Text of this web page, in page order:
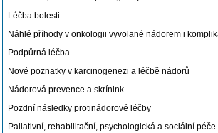
Léčba bolesti
Náhlé příhody v onkologii vyvolané nádorem i
Podpůrná léčba
Nové poznatky v karcinogenezi a léčbě nádorů
Nádorová prevence a skrínink
Pozdní následky protinádorové léčby
Paliativní, rehabilitační, psychologická a sociální